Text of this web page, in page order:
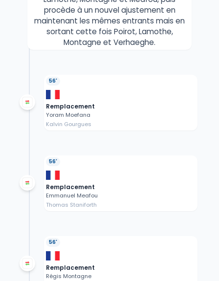
procède à un nouvel ajustement en
maintenant les mêmes entrants mais en
sortant cette fois Poirot, Lamothe,
Montagne et Verhaeghe.
56'
Remplacement
Yoram Moefana
Kalvin Gourgues
56'
Remplacement
Emmanuel Meafou
Thomas Staniforth
56'
Remplacement
Régis Montagne